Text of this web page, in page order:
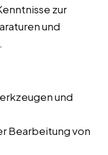
zur
und
und
Bearbeitung von